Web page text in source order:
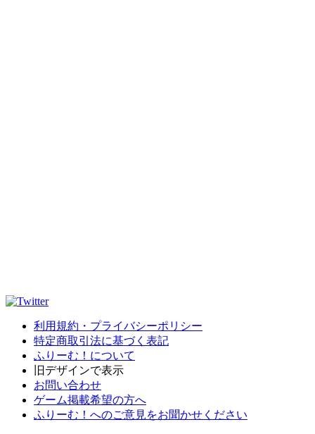
利用規約・プライバシーポリシー
特定商取引法に基づく表記
ふりーむ！について
旧デザインで表示
お問い合わせ
ゲーム掲載希望の方へ
ふりーむ！へのご意見をお聞かせください